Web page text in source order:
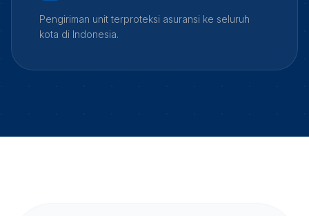
Pengiriman unit terproteksi asuransi ke seluruh
kota di Indonesia.